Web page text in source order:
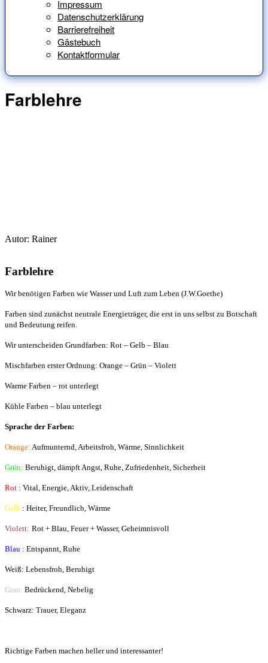
Impressum
Datenschutzerklärung
Barrierefreiheit
Gästebuch
Kontaktformular
Farblehre
Autor: Rainer
Farblehre
Wir benötigen Farben wie Wasser und Luft zum Leben (J.W.Goethe)
Farben sind zunächst neutrale Energieträger, die erst in uns selbst zu Botschaft
und Bedeutung reifen.
Wir unterscheiden Grundfarben: Rot – Gelb – Blau
Mischfarben erster Ordnung: Orange – Grün – Violett
Warme Farben – rot unterlegt
Kühle Farben – blau unterlegt
Sprache der Farben:
Orange: Aufmunternd, Arbeitsfroh, Wärme, Sinnlichkeit
Grün: Beruhigt, dämpft Angst, Ruhe, Zufriedenheit, Sicherheit
Rot : Vital, Energie, Aktiv, Leidenschaft
Gelb : Heiter, Freundlich, Wärme
Violett: Rot + Blau, Feuer + Wasser, Geheimnisvoll
Blau : Entspannt, Ruhe
Weiß: Lebensfroh, Beruhigt
Grau: Bedrückend, Nebelig
Schwarz: Trauer, Eleganz
Richtige Farben machen heller und interessanter!